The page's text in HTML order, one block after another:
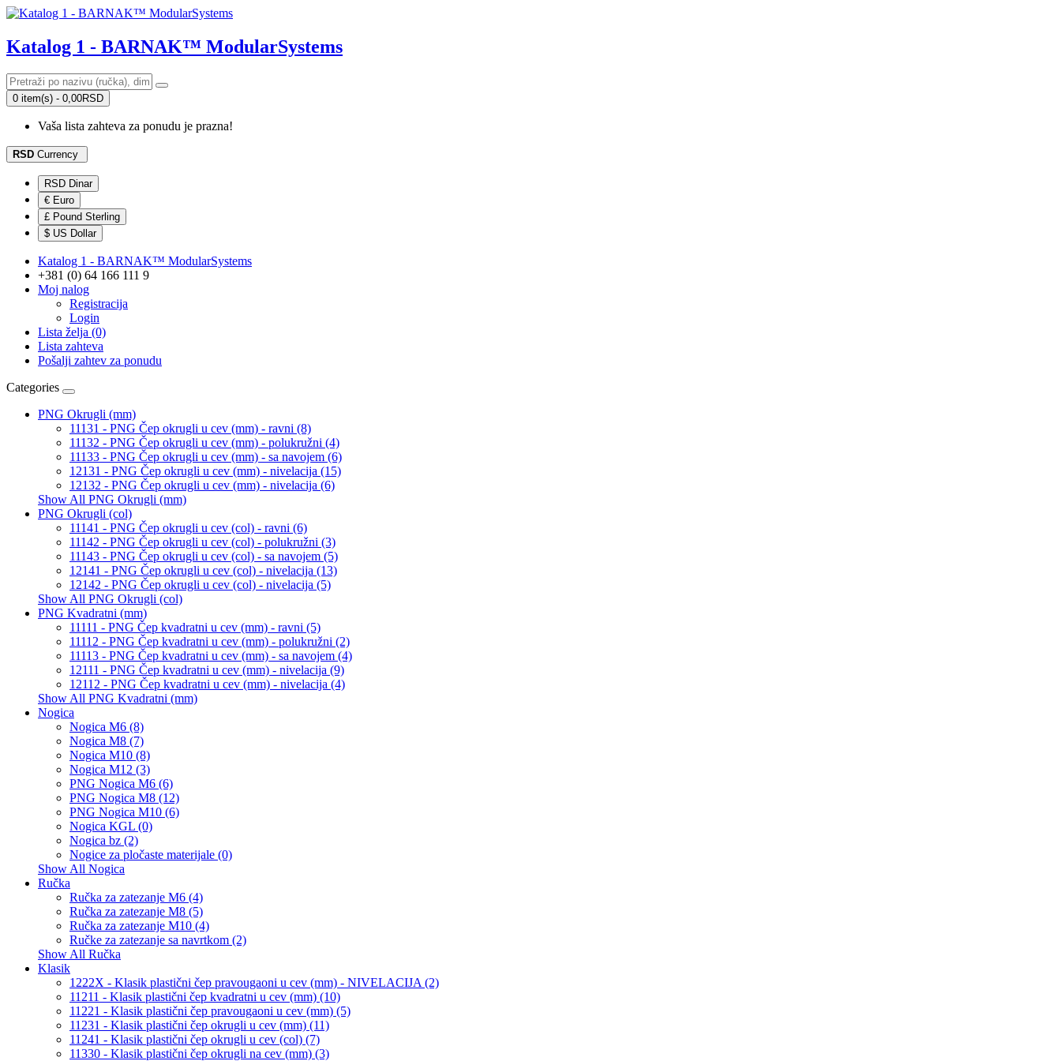
Katalog 1 - BARNAK™ ModularSystems
0 item(s) - 0,00RSD
Vaša lista zahteva za ponudu je prazna!
RSD Currency
RSD Dinar
€ Euro
£ Pound Sterling
$ US Dollar
Katalog 1 - BARNAK™ ModularSystems
+381 (0) 64 166 111 9
Moj nalog
Registracija
Login
Lista želja (0)
Lista zahteva
Pošalji zahtev za ponudu
Categories
PNG Okrugli (mm)
11131 - PNG Čep okrugli u cev (mm) - ravni (8)
11132 - PNG Čep okrugli u cev (mm) - polukružni (4)
11133 - PNG Čep okrugli u cev (mm) - sa navojem (6)
12131 - PNG Čep okrugli u cev (mm) - nivelacija (15)
12132 - PNG Čep okrugli u cev (mm) - nivelacija (6)
Show All PNG Okrugli (mm)
PNG Okrugli (col)
11141 - PNG Čep okrugli u cev (col) - ravni (6)
11142 - PNG Čep okrugli u cev (col) - polukružni (3)
11143 - PNG Čep okrugli u cev (col) - sa navojem (5)
12141 - PNG Čep okrugli u cev (col) - nivelacija (13)
12142 - PNG Čep okrugli u cev (col) - nivelacija (5)
Show All PNG Okrugli (col)
PNG Kvadratni (mm)
11111 - PNG Čep kvadratni u cev (mm) - ravni (5)
11112 - PNG Čep kvadratni u cev (mm) - polukružni (2)
11113 - PNG Čep kvadratni u cev (mm) - sa navojem (4)
12111 - PNG Čep kvadratni u cev (mm) - nivelacija (9)
12112 - PNG Čep kvadratni u cev (mm) - nivelacija (4)
Show All PNG Kvadratni (mm)
Nogica
Nogica M6 (8)
Nogica M8 (7)
Nogica M10 (8)
Nogica M12 (3)
PNG Nogica M6 (6)
PNG Nogica M8 (12)
PNG Nogica M10 (6)
Nogica KGL (0)
Nogica bz (2)
Nogice za pločaste materijale (0)
Show All Nogica
Ručka
Ručka za zatezanje M6 (4)
Ručka za zatezanje M8 (5)
Ručka za zatezanje M10 (4)
Ručke za zatezanje sa navrtkom (2)
Show All Ručka
Klasik
1222X - Klasik plastični čep pravougaoni u cev (mm) - NIVELACIJA (2)
11211 - Klasik plastični čep kvadratni u cev (mm) (10)
11221 - Klasik plastični čep pravougaoni u cev (mm) (5)
11231 - Klasik plastični čep okrugli u cev (mm) (11)
11241 - Klasik plastični čep okrugli u cev (col) (7)
11330 - Klasik plastični čep okrugli na cev (mm) (3)